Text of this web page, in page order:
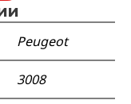
Peugeot
3008